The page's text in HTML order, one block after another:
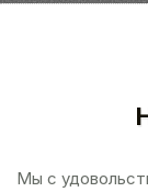
Мы с